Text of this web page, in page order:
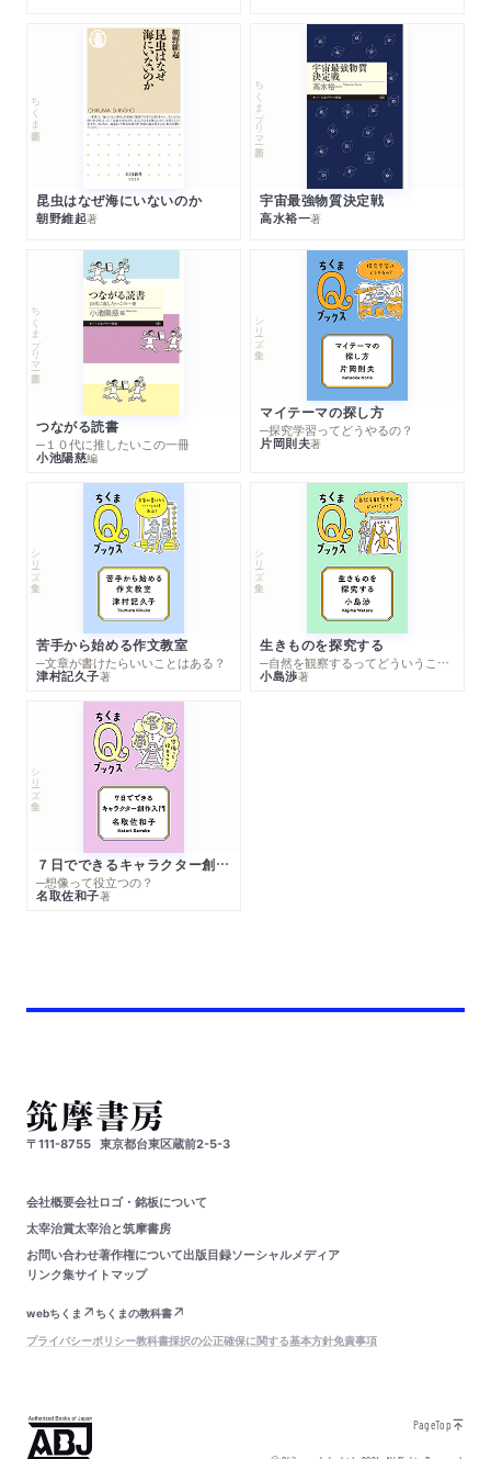
ちくま新書
昆虫はなぜ海にいないのか
朝野維起著
ちくまプリマー新書
宇宙最強物質決定戦
高水裕一著
ちくまプリマー新書
つながる読書
─１０代に推したいこの一冊
小池陽慈編
シリーズ・全集
マイテーマの探し方
─探究学習ってどうやるの？
片岡則夫著
シリーズ・全集
苦手から始める作文教室
─文章が書けたらいいことはある？
津村記久子著
シリーズ・全集
生きものを探究する
─自然を観察するってどういうこと？
小島渉著
シリーズ・全集
７日でできるキャラクター創作入門
─想像って役立つの？
名取佐和子著
〒111-8755 東京都台東区蔵前2-5-3
会社概要会社ロゴ・銘板について
太宰治賞太宰治と筑摩書房
お問い合わせ著作権について出版目録ソーシャルメディア
リンク集サイトマップ
webちくま
ちくまの教科書
プライバシーポリシー教科書採択の公正確保に関する基本方針免責事項
PageTop